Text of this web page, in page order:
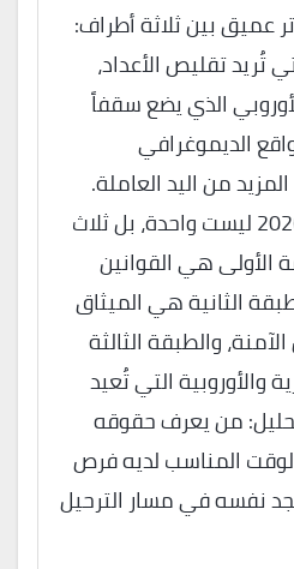
عميق بين ثلاثة أطراف:
تُريد تقليص الأعداد،
الذي يضع سقفاً
الديموغرافي
من اليد العاملة.
منظومة اللجوء في 2026 ليست واحدة، بل ثلاث
الأولى هي القوانين
الثانية هي الميثاق
والطبقة الثالثة
والأوروبية التي تُعيد
من يعرف حقوقه
المناسب لديه فرص
نفسه في مسار الترحيل